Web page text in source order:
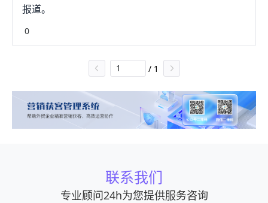
报道。
0
/ 1
联系我们
专业顾问24h为您提供服务咨询